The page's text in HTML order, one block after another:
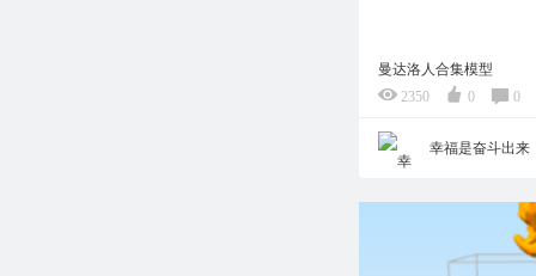
曼达洛人合集模型
2350
0 0
幸福是奋斗出来